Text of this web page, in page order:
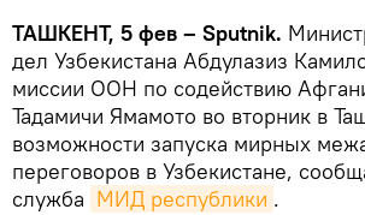
ТАШКЕНТ, 5 фев – Sputnik.
дел Узбекистана Абдулазиз
миссии ООН по содействию
Тадамичи Ямамото во вторник в
возможности запуска мирных
переговоров в Узбекистане,
служба МИД республики .